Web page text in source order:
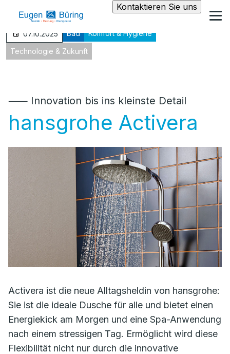
Kontaktieren Sie uns
07.10.2025 Bad Komfort & Hygiene
Technologie & Zukunft
⸺ Innovation bis ins kleinste Detail
hansgrohe Activera
Activera ist die neue Alltagsheldin von hansgrohe:
Sie ist die ideale Dusche für alle und bietet einen
Energiekick am Morgen und eine Spa-Anwendung
nach einem stressigen Tag. Ermöglicht wird diese
Flexibilität nicht nur durch die innovative